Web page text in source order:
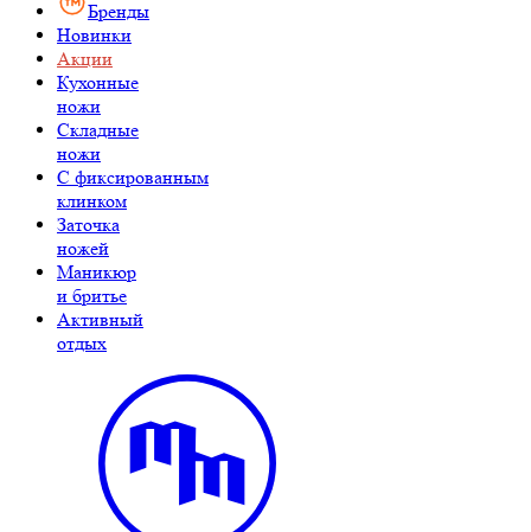
Бренды
Новинки
Акции
Кухонные
ножи
Складные
ножи
C фиксированным
клинком
Заточка
ножей
Маникюр
и бритье
Активный
отдых